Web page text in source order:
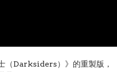
（Darksiders）》的重製版，